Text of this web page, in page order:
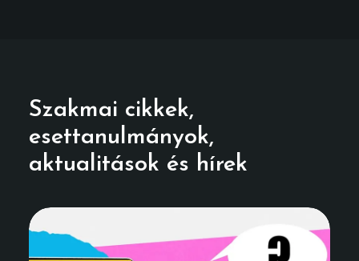
Szakmai cikkek,
esettanulmányok,
aktualitások és hírek